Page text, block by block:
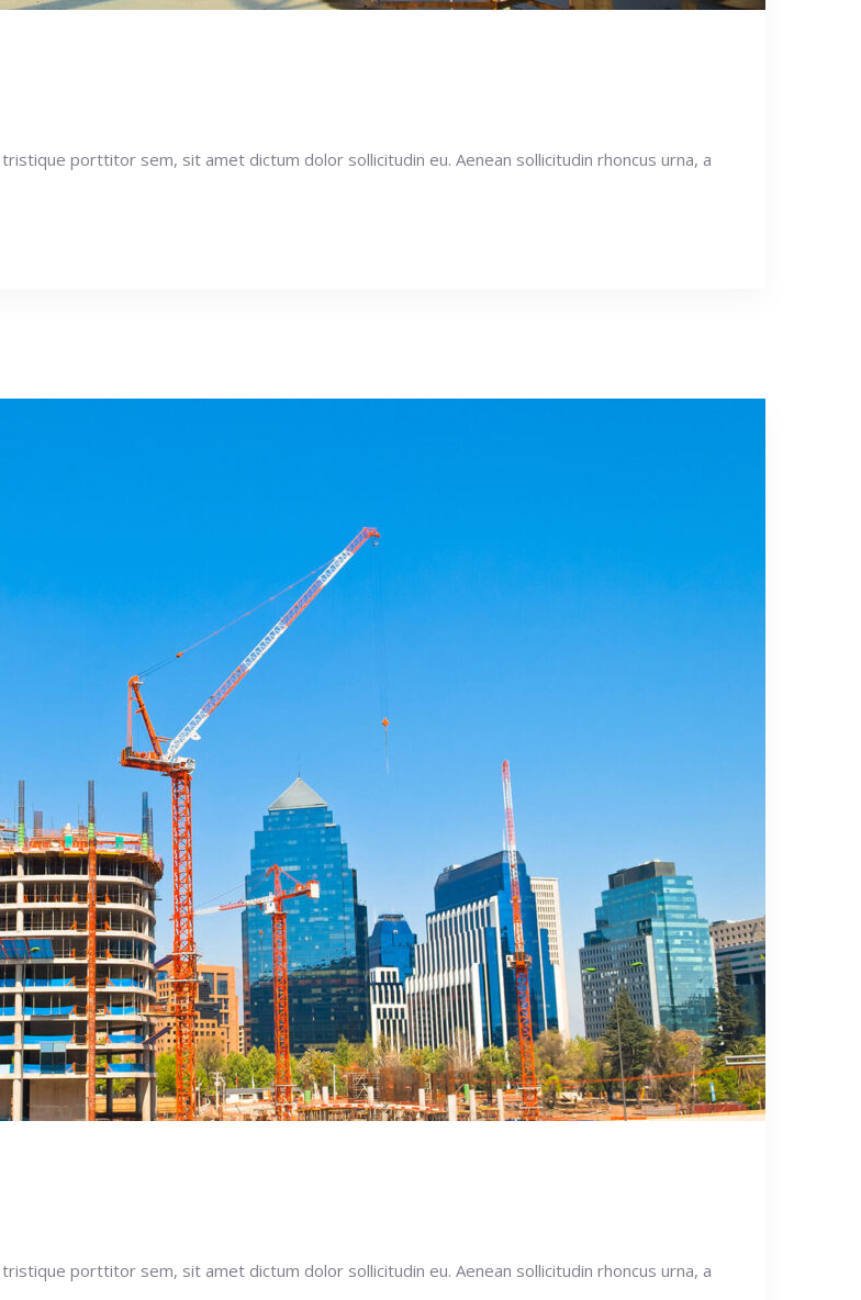
porttitor sem, sit amet dictum dolor sollicitudin eu. Aenean sollicitudin rhoncus urna, a
porttitor sem, sit amet dictum dolor sollicitudin eu. Aenean sollicitudin rhoncus urna, a